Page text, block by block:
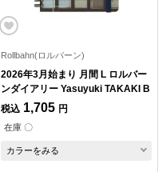
Rollbahn(ロルバーン)
2026年3月始まり 月間 L ロルバー
ンダイアリー Yasuyuki TAKAKI B
税込 1,705 円
在庫 〇
カラーをみる